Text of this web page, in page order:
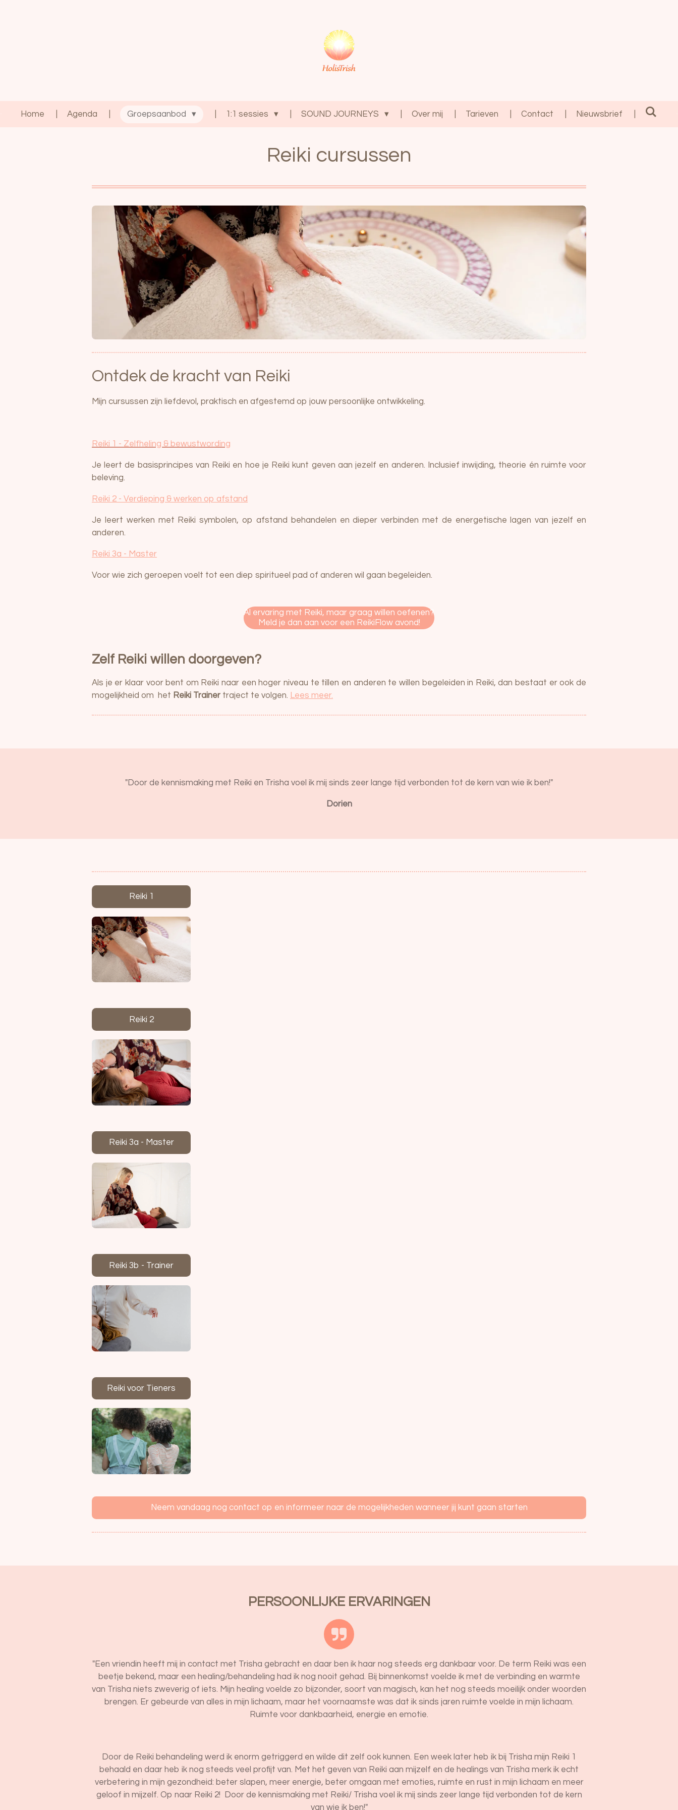
Home Agenda Groepsaanbod 1:1 sessies SOUND JOURNEYS Over mij Tarieven Contact Nieuwsbrief
Reiki cursussen
Ontdek de kracht van Reiki
Mijn cursussen zijn liefdevol, praktisch en afgestemd op jouw persoonlijke ontwikkeling.
Reiki 1 - Zelfheling & bewustwording
Je leert de basisprincipes van Reiki en hoe je Reiki kunt geven aan jezelf en anderen. Inclusief inwijding, theorie én ruimte voor
beleving.
Reiki 2 - Verdieping & werken op afstand
Je leert werken met Reiki symbolen, op afstand behandelen en dieper verbinden met de energetische lagen van jezelf en
anderen.
Reiki 3a - Master
Voor wie zich geroepen voelt tot een diep spiritueel pad of anderen wil gaan begeleiden.
Al ervaring met Reiki, maar graag willen oefenen?
Meld je dan aan voor een ReikiFlow avond!
Zelf Reiki willen doorgeven?
Als je er klaar voor bent om Reiki naar een hoger niveau te tillen en anderen te willen begeleiden in Reiki, dan bestaat er ook de
mogelijkheid om het Reiki Trainer traject te volgen. Lees meer.
"Door de kennismaking met Reiki en Trisha voel ik mij sinds zeer lange tijd verbonden tot de kern van wie ik ben!"
Dorien
Reiki 1
Reiki 2
Reiki 3a - Master
Reiki 3b - Trainer
Reiki voor Tieners
Neem vandaag nog contact op en informeer naar de mogelijkheden wanneer jij kunt gaan starten
PERSOONLIJKE ERVARINGEN
"Een vriendin heeft mij in contact met Trisha gebracht en daar ben ik haar nog steeds erg dankbaar voor. De term Reiki was een
beetje bekend, maar een healing/behandeling had ik nog nooit gehad. Bij binnenkomst voelde ik met de verbinding en warmte
van Trisha niets zweverig of iets. Mijn healing voelde zo bijzonder, soort van magisch, kan het nog steeds moeilijk onder woorden
brengen. Er gebeurde van alles in mijn lichaam, maar het voornaamste was dat ik sinds jaren ruimte voelde in mijn lichaam.
Ruimte voor dankbaarheid, energie en emotie.
Door de Reiki behandeling werd ik enorm getriggerd en wilde dit zelf ook kunnen. Een week later heb ik bij Trisha mijn Reiki 1
behaald en daar heb ik nog steeds veel profijt van. Met het geven van Reiki aan mijzelf en de healings van Trisha merk ik echt
verbetering in mijn gezondheid: beter slapen, meer energie, beter omgaan met emoties, ruimte en rust in mijn lichaam en meer
geloof in mijzelf. Op naar Reiki 2!
Door de kennismaking met Reiki/ Trisha voel ik mij sinds zeer lange tijd verbonden tot de kern
van wie ik ben!"